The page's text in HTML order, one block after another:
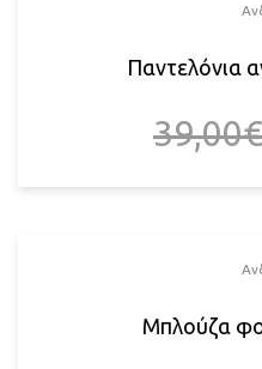
Παντελόνια
39,00€
Μπλούζα